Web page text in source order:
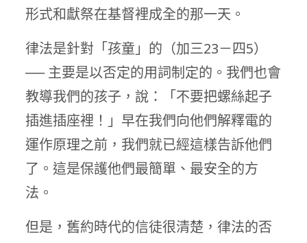
形式和獻祭在基督裡成全的那一天。
律法是針對「孩童」的（加三23－四5）
── 主要是以否定的用詞制定的。我們也會
教導我們的孩子，說：「不要把螺絲起子
插進插座裡！」早在我們向他們解釋電的
運作原理之前，我們就已經這樣告訴他們
了。這是保護他們最簡單、最安全的方
法。
但是，舊約時代的信徒很清楚，律法的否